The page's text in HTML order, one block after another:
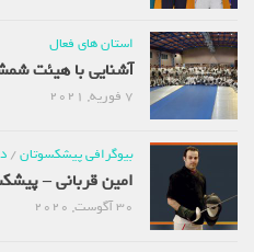
استان های فعال
آشنایی با هیئت
7 فوریه, 2021
بیوگرافی پیشکسوتان/
امین قربانی –
30 آگوست, 2020